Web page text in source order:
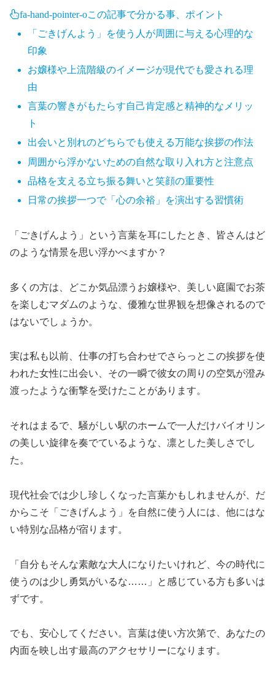
fa-hand-pointer-oこの記事で分かる事、ポイント
「ごきげんよう」を使う人が周囲に与える心理的な
印象
お嬢様や上流階級のイメージが現代でも愛される理
由
言葉の響きがもたらす自己肯定感と精神的なメリッ
ト
出会いと別れのどちらでも使える万能な挨拶の作法
周囲から浮かないための自然な取り入れ方と注意点
品格を支える立ち振る舞いと笑顔の重要性
日常の挨拶一つで「心の余裕」を演出する習慣術
「ごきげんよう」という言葉を耳にしたとき、皆さんはど
のような情景を思い浮かべますか？
多くの方は、どこか気品漂うお嬢様や、美しい庭園でお茶
を楽しむマダムのような、優雅な世界観を想像されるので
はないでしょうか。
実は私も以前、仕事の打ち合わせでさらっとこの挨拶を使
われた女性に出会い、その一瞬で彼女の周りの空気が澄み
渡ったような衝撃を受けたことがあります。
それはまるで、騒がしい駅のホームで一人だけバイオリン
の美しい旋律を奏でているような、凛とした美しさでし
た。
現代社会では少し珍しくなった言葉かもしれませんが、だ
からこそ「ごきげんよう」を自然に使う人には、他にはな
い特別な品格が宿ります。
「自分もそんな素敵な大人になりたいけれど、今の時代に
使うのは少し勇気がいるな……」と感じている方も多いは
ずです。
でも、安心してください。言葉は使い方次第で、あなたの
内面を映し出す最高のアクセサリーになります。